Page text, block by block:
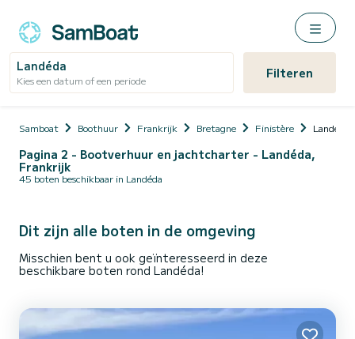
Landéda
Kies een datum of een periode Filteren
Samboat Boothuur Frankrijk Bretagne Finistère Landéda
Pagina 2 - Bootverhuur en jachtcharter - Landéda,
Frankrijk
45 boten beschikbaar in Landéda
Dit zijn alle boten in de omgeving
Misschien bent u ook geïnteresseerd in deze
beschikbare boten rond Landéda!